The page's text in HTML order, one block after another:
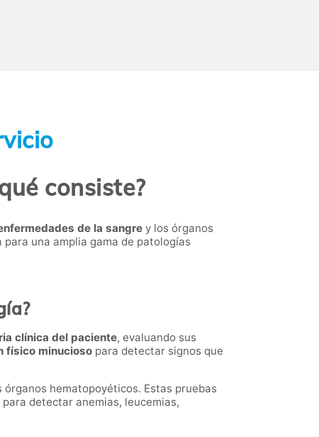
consiste?
de la sangre y los órganos
una amplia gama de patologías
clínica del paciente, evaluando sus
físico minucioso para detectar signos que
hematopoyéticos. Estas pruebas
detectar anemias, leucemias,